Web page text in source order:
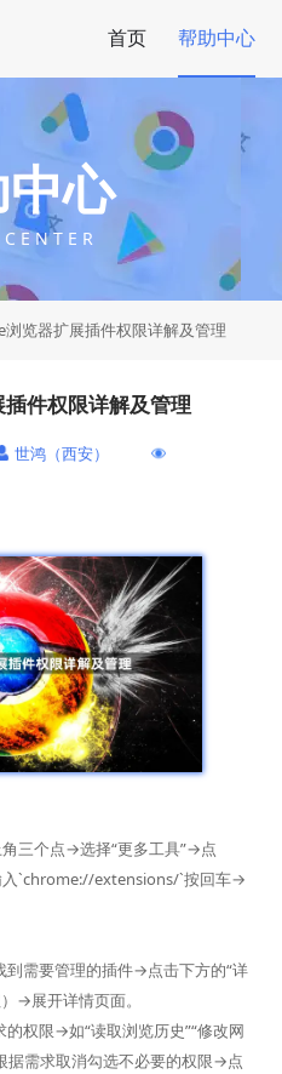
首页 帮助中心
心
E N T E R
览器扩展插件权限详解及管理
件权限详解及管理
世鸿（西安）
三个点→选择“更多工具”→点
入`chrome://extensions/`按回车→
到需要管理的插件→点击下方的“详
→展开详情页面。
权限→如“读取浏览历史”“修改网
据需求取消勾选不必要的权限→点